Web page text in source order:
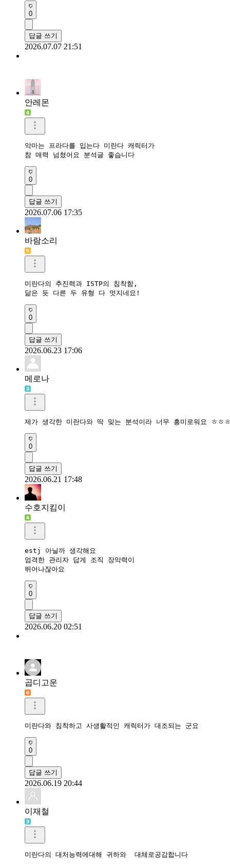
0
답글 쓰기
2026.07.07 21:51
안레몬
악마는 프라다를 입는다 미란다 캐릭터가
참 매력 넘쳤어요 분석글 좋습니다
0
답글 쓰기
2026.07.06 17:35
바람소리
미란다의 추진력과 ISTP의 침착함,
닮은 듯 다른 두 유형 다 멋지네요!
0
답글 쓰기
2026.06.23 17:06
메로나
제가 생각한 미란다와 딱 맞는 분석이라 너무 흥미로워요 ㅎㅎ
0
답글 쓰기
2026.06.21 17:48
수호지킴이
estj 아닐까 생각해요
엄격한 관리자 답게 조직 장악력이
뛰어나잖아요
0
답글 쓰기
2026.06.20 02:51
곱디고운
미란다와 침착하고 사생활적인 캐릭터가 대조되는 군요
0
답글 쓰기
2026.06.19 20:44
이재철
미란다의 대처능력에대해 귀하와  대체로공감합니다